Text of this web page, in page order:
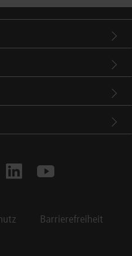
linkedinyoutube
Barrierefreiheit